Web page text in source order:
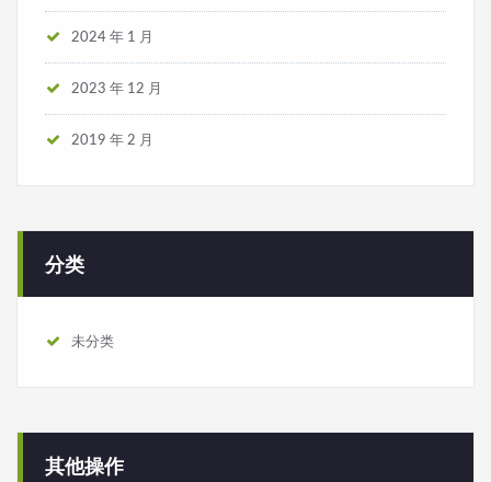
2024 年 1 月
2023 年 12 月
2019 年 2 月
分类
未分类
其他操作